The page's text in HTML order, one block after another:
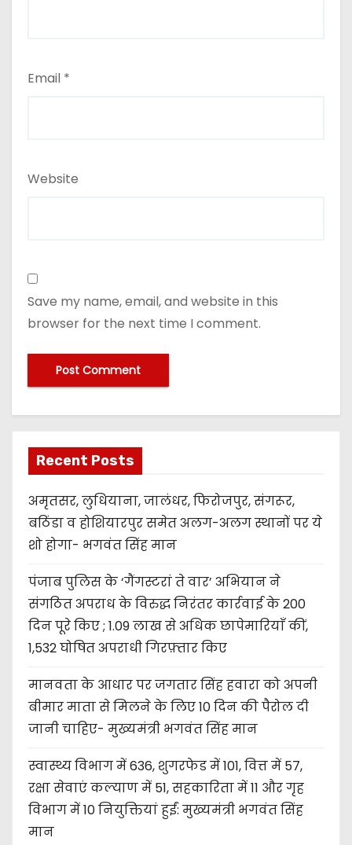
Email *
Website
Save my name, email, and website in this
browser for the next time I comment.
Recent Posts
अमृतसर, लुधियाना, जालंधर, फिरोजपुर, संगरूर,
बठिंडा व होशियारपुर समेत अलग-अलग स्थानों पर ये
शो होगा- भगवंत सिंह मान
पंजाब पुलिस के ‘गैंगस्टरां ते वार’ अभियान ने
संगठित अपराध के विरुद्ध निरंतर कार्रवाई के 200
दिन पूरे किए ; 1.09 लाख से अधिक छापेमारियाँ कीं,
1,532 घोषित अपराधी गिरफ़्तार किए
मानवता के आधार पर जगतार सिंह हवारा को अपनी
बीमार माता से मिलने के लिए 10 दिन की पैरोल दी
जानी चाहिए- मुख्यमंत्री भगवंत सिंह मान
स्वास्थ्य विभाग में 636, शुगरफेड में 101, वित्त में 57,
रक्षा सेवाएं कल्याण में 51, सहकारिता में 11 और गृह
विभाग में 10 नियुक्तियां हुईं: मुख्यमंत्री भगवंत सिंह
मान